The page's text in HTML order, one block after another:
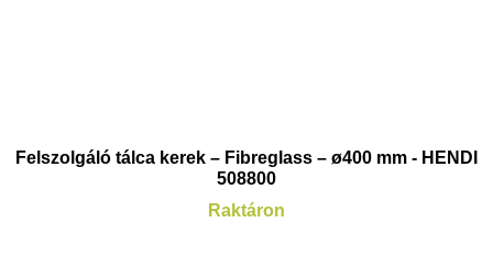
Felszolgáló tálca kerek – Fibreglass – ø400 mm - HENDI
508800
Raktáron